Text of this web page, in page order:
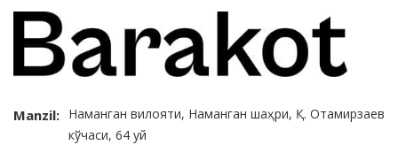
Manzil: Наманган вилояти, Наманган шаҳри, Қ. Отамирзаев
кўчаси, 64 уй